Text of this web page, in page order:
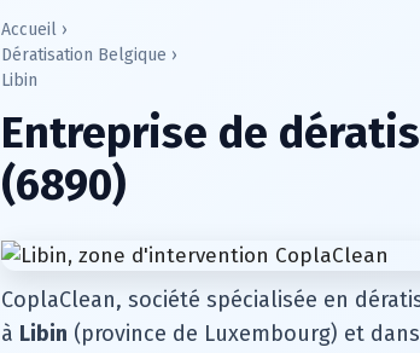
Accueil ›
Dératisation Belgique ›
Libin
Entreprise de
(6890)
CoplaClean, société spécialisée en
à Libin (province de Luxembourg) et